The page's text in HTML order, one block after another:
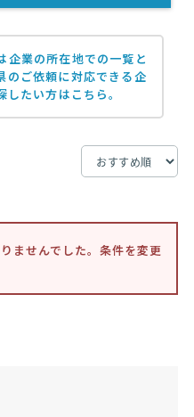
企業の所在地での一覧と
のご依頼に対応できる企
たい方はこちら。
ませんでした。条件を変更